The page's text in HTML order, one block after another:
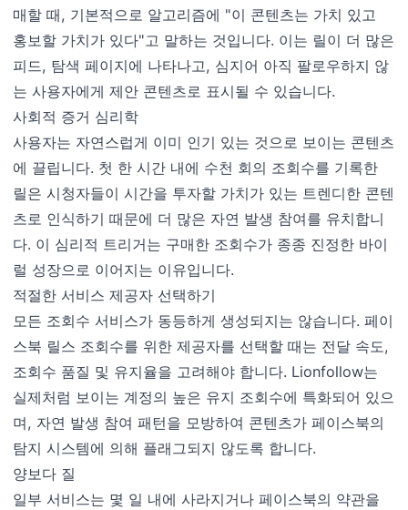
매할 때, 기본적으로 알고리즘에 "이 콘텐츠는 가치 있고
홍보할 가치가 있다"고 말하는 것입니다. 이는 릴이 더 많은
피드, 탐색 페이지에 나타나고, 심지어 아직 팔로우하지 않
는 사용자에게 제안 콘텐츠로 표시될 수 있습니다.
사회적 증거 심리학
사용자는 자연스럽게 이미 인기 있는 것으로 보이는 콘텐츠
에 끌립니다. 첫 한 시간 내에 수천 회의 조회수를 기록한
릴은 시청자들이 시간을 투자할 가치가 있는 트렌디한 콘텐
츠로 인식하기 때문에 더 많은 자연 발생 참여를 유치합니
다. 이 심리적 트리거는 구매한 조회수가 종종 진정한 바이
럴 성장으로 이어지는 이유입니다.
적절한 서비스 제공자 선택하기
모든 조회수 서비스가 동등하게 생성되지는 않습니다. 페이
스북 릴스 조회수를 위한 제공자를 선택할 때는 전달 속도,
조회수 품질 및 유지율을 고려해야 합니다. Lionfollow는
실제처럼 보이는 계정의 높은 유지 조회수에 특화되어 있으
며, 자연 발생 참여 패턴을 모방하여 콘텐츠가 페이스북의
탐지 시스템에 의해 플래그되지 않도록 합니다.
양보다 질
일부 서비스는 몇 일 내에 사라지거나 페이스북의 약관을